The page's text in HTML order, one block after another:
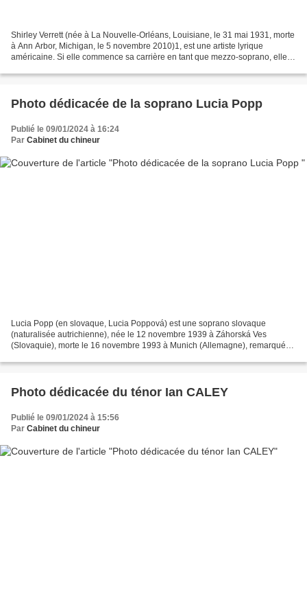
Shirley Verrett (née à La Nouvelle-Orléans, Louisiane, le 31 mai 1931, morte
à Ann Arbor, Michigan, le 5 novembre 2010)1, est une artiste lyrique
américaine. Si elle commence sa carrière en tant que mezzo-soprano, elle
Photo dédicacée de la soprano Lucia Popp
Publié le 09/01/2024 à 16:24
Par Cabinet du chineur
Lucia Popp (en slovaque, Lucia Poppová) est une soprano slovaque
(naturalisée autrichienne), née le 12 novembre 1939 à Záhorská Ves
(Slovaquie), morte le 16 novembre 1993 à Munich (Allemagne), remarquée
Photo dédicacée du ténor Ian CALEY
Publié le 09/01/2024 à 15:56
Par Cabinet du chineur